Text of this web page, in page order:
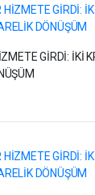
GİRDİ: İKİ